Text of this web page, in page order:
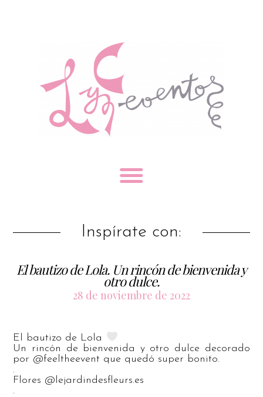
Inspírate con:
El bautizo de Lola. Un rincón de bienvenida y
otro dulce.
28 de noviembre de 2022
El bautizo de Lola
Un rincón de bienvenida y otro dulce decorado
por @feeltheevent que quedó super bonito.
.
Flores @lejardindesfleurs.es
.